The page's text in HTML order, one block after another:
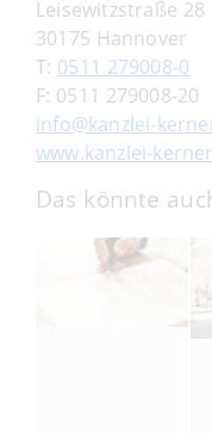
Leisewitzstraße 28
30175 Hannover
T: 0511 279008-0
F: 0511 279008-20
info@kanzlei-
www.kanzlei-
Das könnte